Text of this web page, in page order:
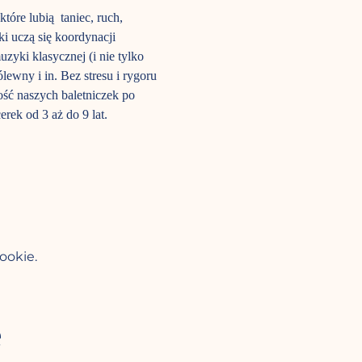
lubią  taniec, ruch,
uczą się koordynacji
klasycznej (i nie tylko
i in. Bez stresu i rygoru
naszych baletniczek po
od 3 aż do 9 lat.